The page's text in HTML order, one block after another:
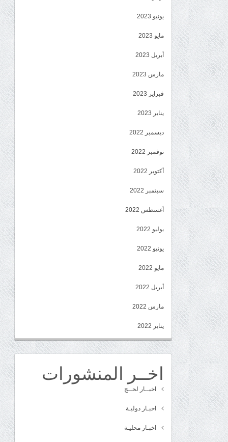
يونيو 2023
مايو 2023
أبريل 2023
مارس 2023
فبراير 2023
يناير 2023
ديسمبر 2022
نوفمبر 2022
أكتوبر 2022
سبتمبر 2022
أغسطس 2022
يوليو 2022
يونيو 2022
مايو 2022
أبريل 2022
مارس 2022
يناير 2022
اخــر المنشورات
اخبــار لحــج
اخبـار دوليـة
اخبـار محليـة